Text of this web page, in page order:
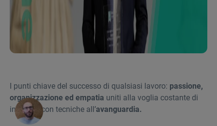
I punti chiave del successo di qualsiasi lavoro: passione,
organizzazione ed empatia uniti alla voglia costante di
innovare con tecniche all’avanguardia.